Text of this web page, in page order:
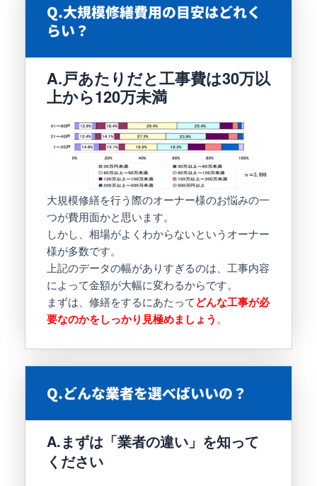
Q.大規模修繕費用の目安はどれく
らい？
A.戸あたりだと工事費は30万以
上から120万未満
大規模修繕を行う際のオーナー様のお悩みの一
つが費用面かと思います。
しかし、相場がよくわからないというオーナー
様が多数です。
上記のデータの幅がありすぎるのは、工事内容
によって金額が大幅に変わるからです。
まずは、修繕をするにあたって どんな工事が必
要なのかをしっかり見極めましょう 。
Q.どんな業者を選べばいいの？
A.まずは「業者の違い」を知って
ください